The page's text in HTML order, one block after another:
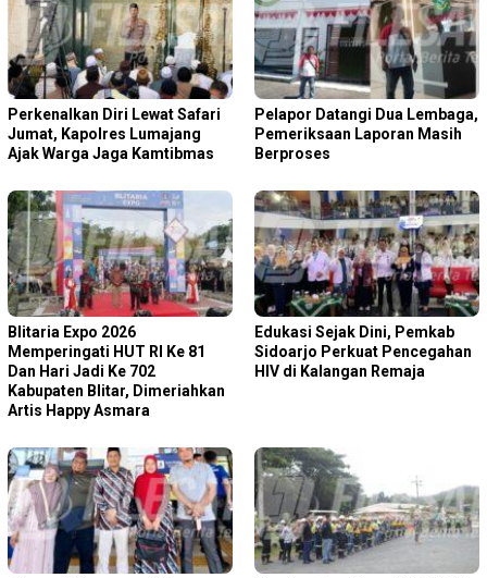
Perkenalkan Diri Lewat Safari
Jumat, Kapolres Lumajang
Ajak Warga Jaga Kamtibmas
Pelapor Datangi Dua Lembaga,
Pemeriksaan Laporan Masih
Berproses
Blitaria Expo 2026
Memperingati HUT RI Ke 81
Dan Hari Jadi Ke 702
Kabupaten Blitar, Dimeriahkan
Artis Happy Asmara
Edukasi Sejak Dini, Pemkab
Sidoarjo Perkuat Pencegahan
HIV di Kalangan Remaja